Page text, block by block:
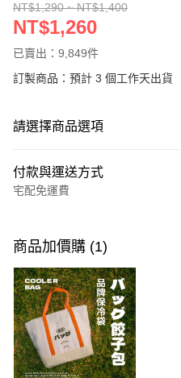
NT$1,290 ~ NT$1,400
NT$1,260
已賣出：9,849件
訂製商品：預計 3 個工作天出貨
請選擇商品選項
付款與運送方式
宅配免運費
信用卡一次付款
LINE Pay
Apple Pay
街口支付
悠遊付
商品加價購 (1)